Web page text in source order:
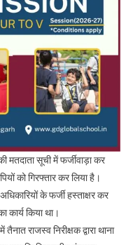
सूची में फर्जीवाड़ा कर
को गिरफ्तार कर लिया है।
के फर्जी हस्ताक्षर कर
किया था।
राजस्व निरीक्षक द्वारा थाना